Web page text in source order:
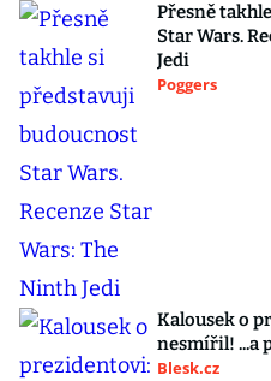
Přesně
Star Wars.
Jedi
Poggers
Kalousek o
nesmířil! ...a
Blesk.cz